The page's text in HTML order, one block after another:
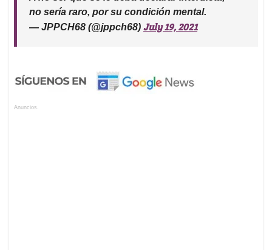
no sería raro, por su condición mental.
— JPPCH68 (@jppch68) July 19, 2021
Anuncios.